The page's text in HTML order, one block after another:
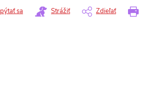
sa Strážiť Zdieľať